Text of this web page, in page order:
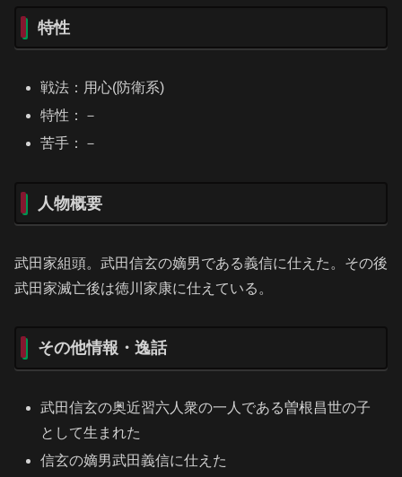
特性
戦法：用心(防衛系)
特性：－
苦手：－
人物概要
武田家組頭。武田信玄の嫡男である義信に仕えた。その後
武田家滅亡後は徳川家康に仕えている。
その他情報・逸話
武田信玄の奥近習六人衆の一人である曽根昌世の子
として生まれた
信玄の嫡男武田義信に仕えた